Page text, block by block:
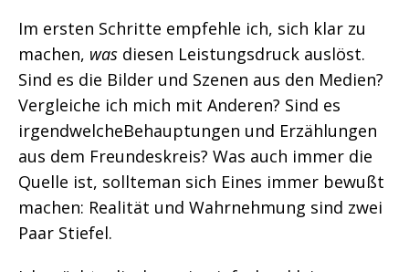
Im ersten Schritte empfehle ich, sich klar zu
machen, was diesen Leistungsdruck auslöst.
Sind es die Bilder und Szenen aus den Medien?
Vergleiche ich mich mit Anderen? Sind es
irgendwelcheBehauptungen und Erzählungen
aus dem Freundeskreis? Was auch immer die
Quelle ist, sollteman sich Eines immer bewußt
machen: Realität und Wahrnehmung sind zwei
Paar Stiefel.